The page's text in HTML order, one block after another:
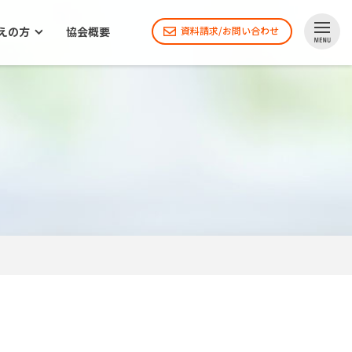
の方 協会概要 資料請求/お問い合わせ